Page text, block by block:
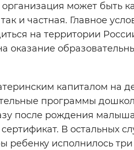
Звуковой ассистент
Остановить
может быть
и частная. Главное
на территории
оказание
капиталом на
программы
после рождения
В остальных
ребенку исполнилось три